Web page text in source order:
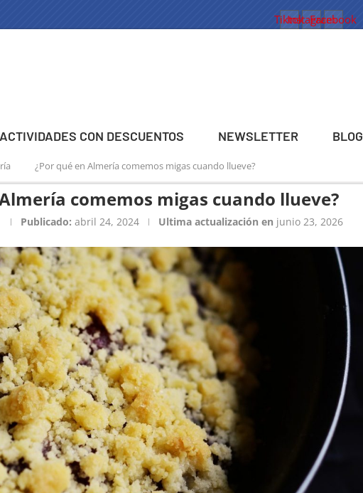
Tiktok
Instagram
Facebook
ACTIVIDADES CON DESCUENTOS NEWSLETTER BLOG
¿Por qué en Almería comemos migas cuando llueve?
comemos migas cuando llueve?
Publicado: abril 24, 2024 Ultima actualización en junio 23, 2026